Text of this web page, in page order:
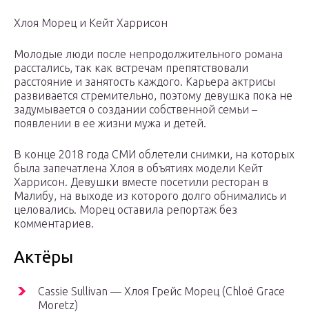
Хлоя Морец и Кейт Харрисон
Молодые люди после непродолжительного романа
расстались, так как встречам препятствовали
расстояние и занятость каждого. Карьера актрисы
развивается стремительно, поэтому девушка пока не
задумывается о создании собственной семьи –
появлении в ее жизни мужа и детей.
В конце 2018 года СМИ облетели снимки, на которых
была запечатлена Хлоя в объятиях модели Кейт
Харрисон. Девушки вместе посетили ресторан в
Малибу, на выходе из которого долго обнимались и
целовались. Морец оставила репортаж без
комментариев.
Актёры
Cassie Sullivan — Хлоя Грейс Морец (Chloë Grace
Moretz)